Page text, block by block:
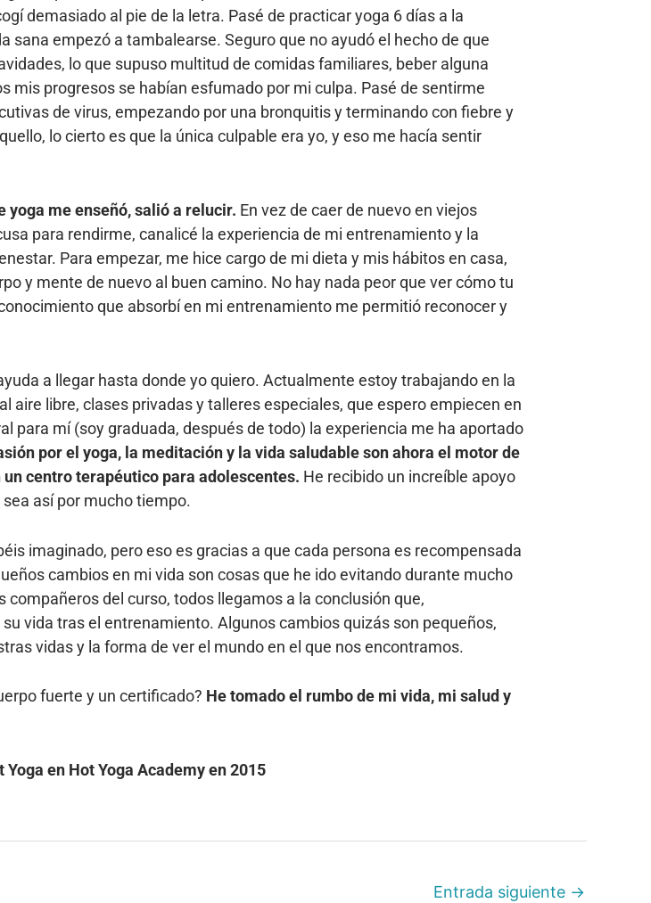
demasiado al pie de la letra. Pasé de practicar yoga 6 días a la
sana empezó a tambalearse. Seguro que no ayudó el hecho de que
lo que supuso multitud de comidas familiares, beber alguna
mis progresos se habían esfumado por mi culpa. Pasé de sentirme
de virus, empezando por una bronquitis y terminando con fiebre y
lo cierto es que la única culpable era yo, y eso me hacía sentir
me enseñó, salió a relucir. En vez de caer de nuevo en viejos
para rendirme, canalicé la experiencia de mi entrenamiento y la
Para empezar, me hice cargo de mi dieta y mis hábitos en casa,
y mente de nuevo al buen camino. No hay nada peor que ver cómo tu
que absorbí en mi entrenamiento me permitió reconocer y
a llegar hasta donde yo quiero. Actualmente estoy trabajando en la
libre, clases privadas y talleres especiales, que espero empiecen en
para mí (soy graduada, después de todo) la experiencia me ha aportado
por el yoga, la meditación y la vida saludable son ahora el motor de
centro terapéutico para adolescentes. He recibido un increíble apoyo
así por mucho tiempo.
imaginado, pero eso es gracias a que cada persona es recompensada
cambios en mi vida son cosas que he ido evitando durante mucho
del curso, todos llegamos a la conclusión que,
vida tras el entrenamiento. Algunos cambios quizás son pequeños,
vidas y la forma de ver el mundo en el que nos encontramos.
fuerte y un certificado? He tomado el rumbo de mi vida, mi salud y
en Hot Yoga Academy en 2015
Entrada siguiente →